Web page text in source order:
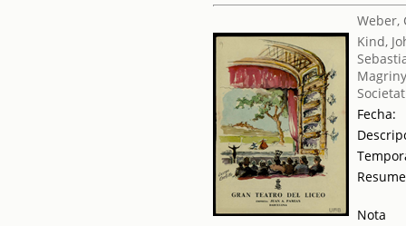
Weber,
Kind,
Fecha:
Nota